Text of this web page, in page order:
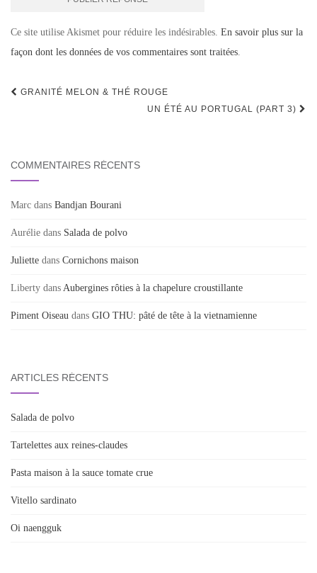
Ce site utilise Akismet pour réduire les indésirables. En savoir plus sur la
façon dont les données de vos commentaires sont traitées.
Navigation
GRANITÉ MELON & THÉ ROUGE
UN ÉTÉ AU PORTUGAL (PART 3)
COMMENTAIRES RÉCENTS
Marc dans Bandjan Bourani
Aurélie dans Salada de polvo
Juliette dans Cornichons maison
Liberty dans Aubergines rôties à la chapelure croustillante
Piment Oiseau dans GIO THU: pâté de tête à la vietnamienne
ARTICLES RÉCENTS
Salada de polvo
Tartelettes aux reines-claudes
Pasta maison à la sauce tomate crue
Vitello sardinato
Oi naengguk